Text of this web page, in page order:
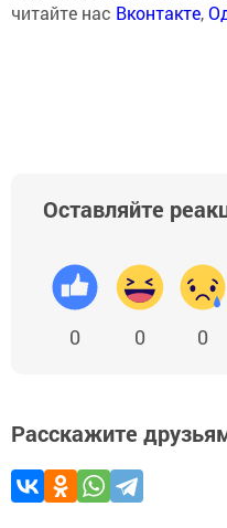
читайте нас Вконтакте,
Оставляйте
0 0 0
Расскажите